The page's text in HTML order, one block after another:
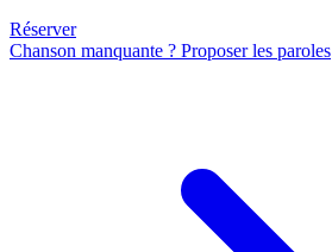
Réserver
Chanson manquante ? Proposer les paroles